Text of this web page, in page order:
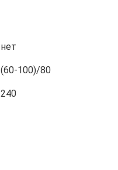
нет
(60-100)/80
240